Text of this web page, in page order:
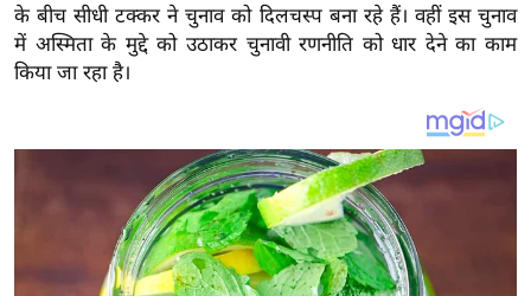
य
ब
ज
खे
ट
के बीच सीधी टक्कर ने चुनाव को दिलचस्प बना रहे हैं। वहीं इस चुनाव
में अस्मिता के मुद्दे को उठाकर चुनावी रणनीति को धार देने का काम
किया जा रहा है।